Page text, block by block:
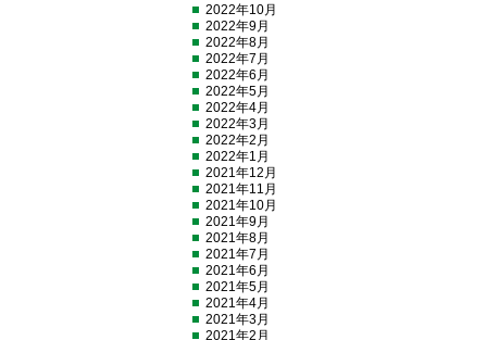
2022年10月
2022年9月
2022年8月
2022年7月
2022年6月
2022年5月
2022年4月
2022年3月
2022年2月
2022年1月
2021年12月
2021年11月
2021年10月
2021年9月
2021年8月
2021年7月
2021年6月
2021年5月
2021年4月
2021年3月
2021年2月